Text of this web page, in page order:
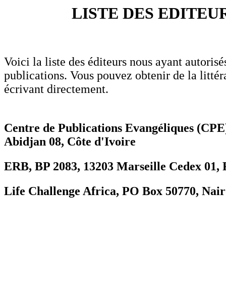
LISTE DES
Voici la liste des éditeurs nous ayant
publications. Vous pouvez obtenir de la
écrivant directement.
Centre de Publications Evangéliques
Abidjan 08, Côte d'Ivoire
ERB, BP 2083, 13203 Marseille Cedex 01,
Life Challenge Africa, PO Box 50770,